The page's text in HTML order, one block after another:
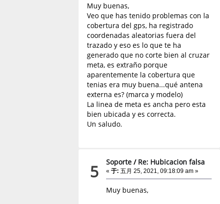
Muy buenas,
Veo que has tenido problemas con la
cobertura del gps, ha registrado
coordenadas aleatorias fuera del
trazado y eso es lo que te ha
generado que no corte bien al cruzar
meta, es extraño porque
aparentemente la cobertura que
tenias era muy buena...qué antena
externa es? (marca y modelo)
La linea de meta es ancha pero esta
bien ubicada y es correcta.
Un saludo.
5 Soporte / Re: Hubicacion falsa
«于: 五月 25, 2021, 09:18:09 am »
Muy buenas,